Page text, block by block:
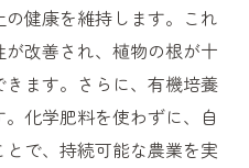
植物を育てる方法
理と植物への影響
分供給の秘訣
を使った土壌改善の効
健康を維持します。これ
改善され、植物の根が十
ます。さらに、有機培養
化学肥料を使わずに、自
で、持続可能な農業を実